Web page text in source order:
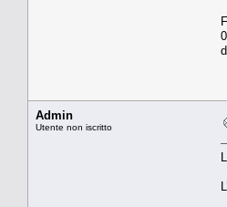
Admin
Utente non iscritto